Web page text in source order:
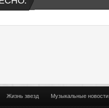
Жизнь звезд Музыкальные новости